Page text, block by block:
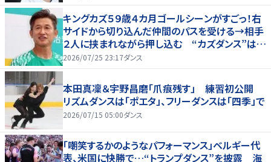
キングカズ５９歳４カ月ゴールシーンがすごっ！右
サイドから切り込んだ仲間のパスを受ける→相手
２人に挟まれながら押し込む “カズダンス”はせ
ず
2026/07/25 23:17ダンス
本田真凜＆宇野昌磨「爪痕残す」 練習初公開
リズムダンスは「ポエタ」、フリーダンスは「四季」で
2026/07/15 05:00ダンス
「嘲笑するかのようなパフォーマンス」ベルギー代
表、米国に快勝で…“トランプダンス”を披露 海